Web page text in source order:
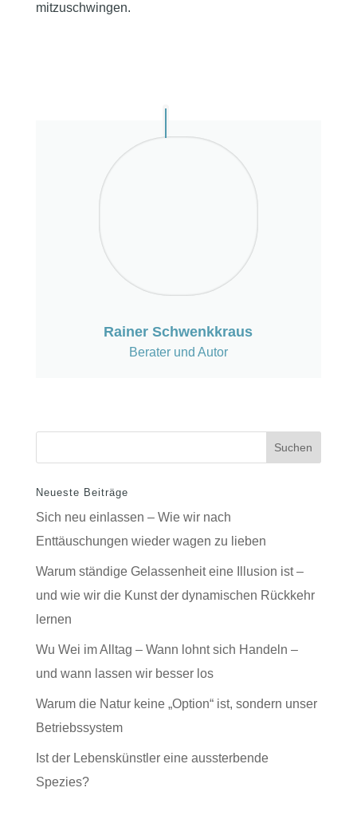
mitzuschwingen.
Rainer Schwenkkraus
Berater und Autor
Neueste Beiträge
Sich neu einlassen – Wie wir nach
Enttäuschungen wieder wagen zu lieben
Warum ständige Gelassenheit eine Illusion ist –
und wie wir die Kunst der dynamischen Rückkehr
lernen
Wu Wei im Alltag – Wann lohnt sich Handeln –
und wann lassen wir besser los
Warum die Natur keine „Option“ ist, sondern unser
Betriebssystem
Ist der Lebenskünstler eine aussterbende
Spezies?